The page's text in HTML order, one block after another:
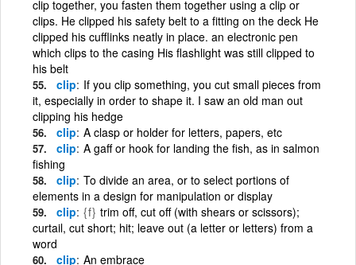
clip together, you fasten them together using a clip or
clips. He clipped his safety belt to a fitting on the deck He
clipped his cufflinks neatly in place. an electronic pen
which clips to the casing His flashlight was still clipped to
his belt
clip If you clip something, you cut small pieces from
it, especially in order to shape it. I saw an old man out
clipping his hedge
clip A clasp or holder for letters, papers, etc
clip A gaff or hook for landing the fish, as in salmon
fishing
clip To divide an area, or to select portions of
elements in a design for manipulation or display
clip {f} trim off, cut off (with shears or scissors);
curtail, cut short; hit; leave out (a letter or letters) from a
word
clip An embrace